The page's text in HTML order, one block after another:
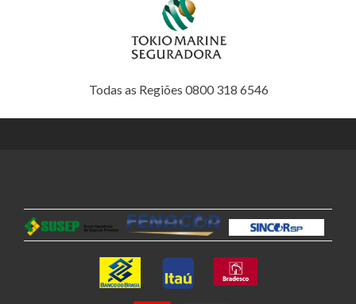
Todas as Regiões 0800 318 6546